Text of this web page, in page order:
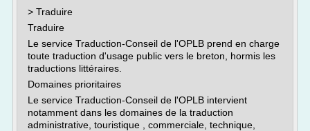
> Traduire
Traduire
Le service Traduction-Conseil de l'OPLB prend en charge
toute traduction d'usage public vers le breton, hormis les
traductions littéraires.
Domaines prioritaires
Le service Traduction-Conseil de l'OPLB intervient
notamment dans les domaines de la traduction
administrative, touristique , commerciale, technique,